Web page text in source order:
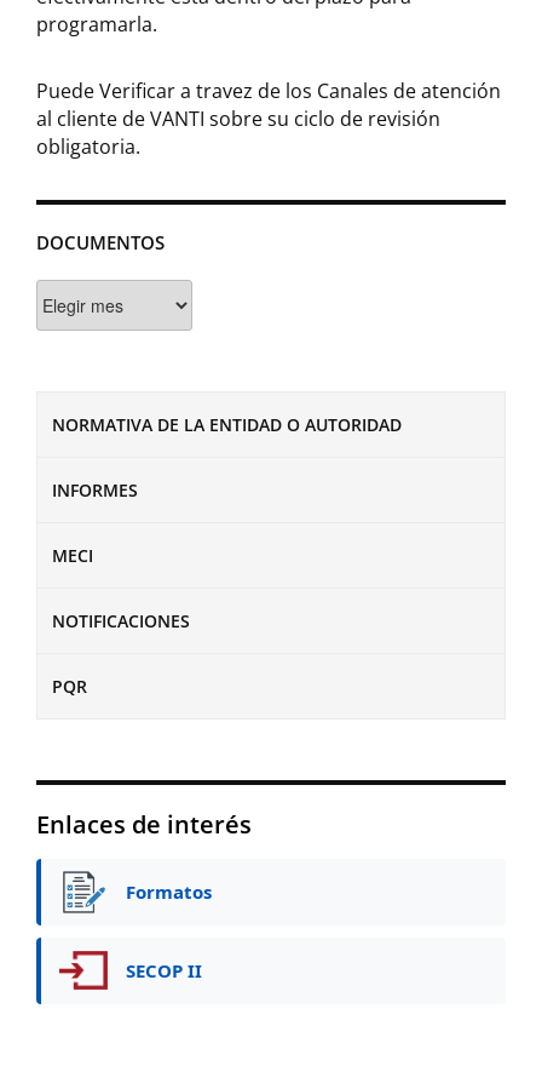
DOCUMENTOS
NORMATIVA DE LA ENTIDAD O AUTORIDAD
INFORMES
MECI
NOTIFICACIONES
PQR
Enlaces de interés
Formatos
SECOP II
programarla.
Puede Verificar a travez de los Canales de atención
al cliente de VANTI sobre su ciclo de revisión
obligatoria.